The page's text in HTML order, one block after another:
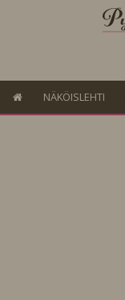
NÄKÖISLEHTI